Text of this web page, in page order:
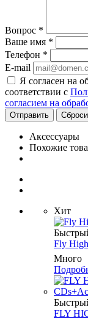
Вопрос *
Ваше имя *
Телефон *
E-mail
Я согласен на
соответствии с
согласием на
Аксессуары
Похожие
Хит
Fly
Много
FLY